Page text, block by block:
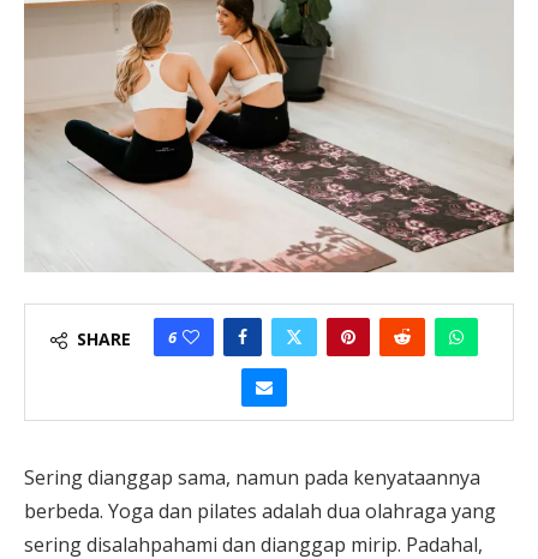
SHARE 6
Sering dianggap sama, namun pada kenyataannya
berbeda. Yoga dan pilates adalah dua olahraga yang
sering disalahpahami dan dianggap mirip. Padahal,